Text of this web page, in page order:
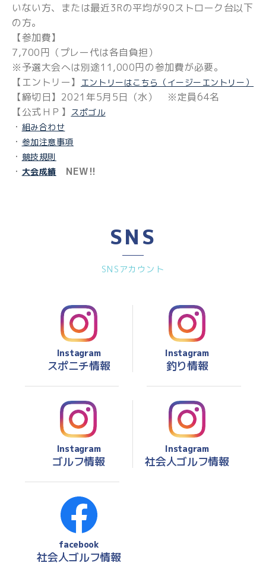
いない方、または最近3Rの平均が90ストローク台以下
の方。
【参加費】
7,700円（プレー代は各自負担）
※予選大会へは別途11,000円の参加費が必要。
【エントリー】
エントリーはこちら（イージーエントリー）
【締切日】2021年5月5日（水） ※定員64名
【公式ＨＰ】 スポゴル
・ 組み合わせ
・ 参加注意事項
・ 競技規則
・ 大会成績 NEW!!
SNS
SNSアカウント
Instagram
スポニチ情報
Instagram
釣り情報
Instagram
ゴルフ情報
Instagram
社会人ゴルフ情報
facebook
社会人ゴルフ情報